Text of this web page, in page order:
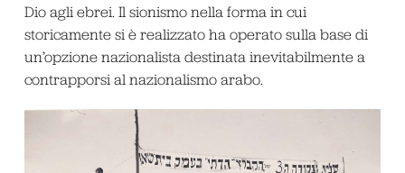
Dio agli ebrei. Il sionismo nella forma in cui
storicamente si è realizzato ha operato sulla base di
un’opzione nazionalista destinata inevitabilmente a
contrapporsi al nazionalismo arabo.